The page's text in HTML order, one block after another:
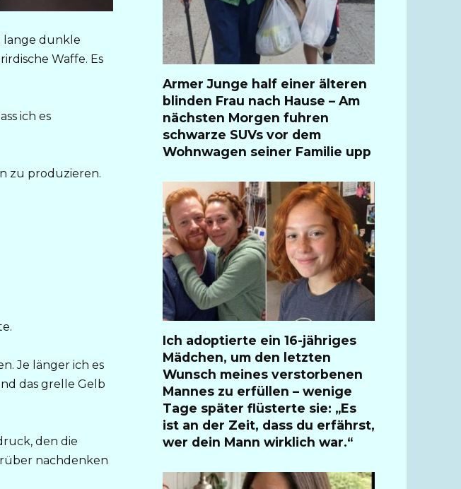
lange dunkle
Waffe. Es
ich es
zu produzieren.
Je länger ich es
das grelle Gelb
den die
nachdenken
Armer Junge half einer älteren
blinden Frau nach Hause – Am
nächsten Morgen fuhren
schwarze SUVs vor dem
Wohnwagen seiner Familie upp
Ich adoptierte ein 16-jähriges
Mädchen, um den letzten
Wunsch meines verstorbenen
Mannes zu erfüllen – wenige
Tage später flüsterte sie: „Es
ist an der Zeit, dass du erfährst,
wer dein Mann wirklich war.“